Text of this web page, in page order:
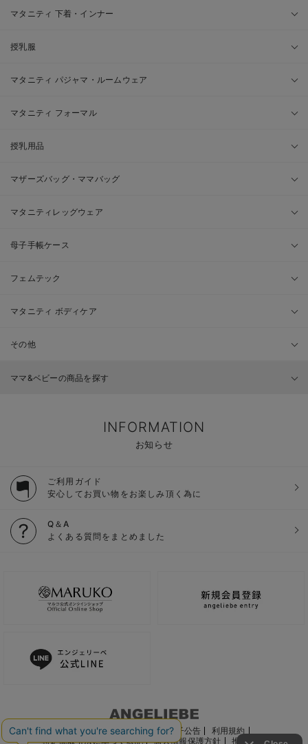
マタニティ 下着・インナー
授乳服
マタニティ パジャマ・ルームウェア
マタニティ フォーマル
授乳用品
マザーズバッグ・ママバッグ
マタニティレッグウェア
母子手帳ケース
フェムテック
マタニティ ボディケア
その他
ママ&ベビーの商品を探す
INFORMATION
お知らせ
ご利用ガイド
安心してお買い物をお楽しみ頂く為に
Q＆A
よくある質問をまとめました
ご利用ガイド 会社概要 電子公告
利用規約
特定商取引法に基づく表記
個人情報保護方針 推奨環境